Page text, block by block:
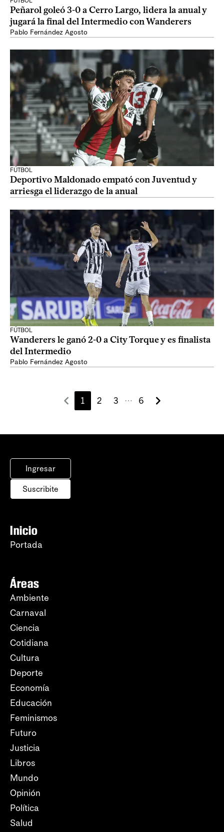
Peñarol goleó 3-0 a Cerro Largo, lidera la anual y
jugará la final del Intermedio con Wanderers
Pablo Fernández Agosto
FÚTBOL
Deportivo Maldonado empató con Juventud y
arriesga el liderazgo de la anual
FÚTBOL
Wanderers le ganó 2-0 a City Torque y es finalista
del Intermedio
Pablo Fernández Agosto
1 2 3 ⋯ 6
Ingresar
Suscribite
Inicio
Portada
Áreas
Ambiente
Carnaval
Ciencia
Cotidiana
Cultura
Deporte
Economía
Educación
Feminismos
Futuro
Justicia
Libros
Mundo
Opinión
Política
Salud